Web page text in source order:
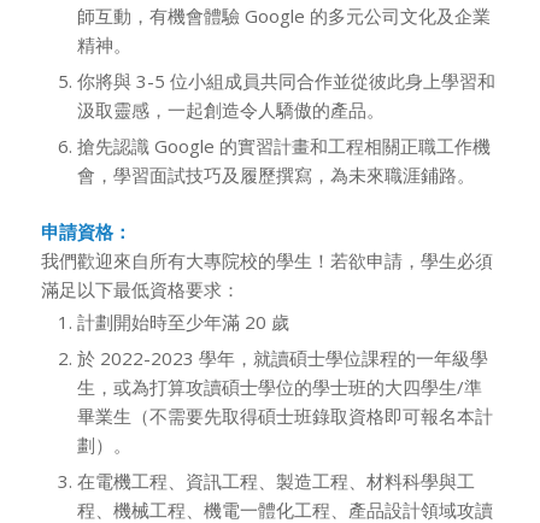
師互動，有機會體驗 Google 的多元公司文化及企業
精神。
你將與 3-5 位小組成員共同合作並從彼此身上學習和
汲取靈感，一起創造令人驕傲的產品。
搶先認識 Google 的實習計畫和工程相關正職工作機
會，學習面試技巧及履歷撰寫，為未來職涯鋪路。
申請資格：
我們歡迎來自所有大專院校的學生！若欲申請，學生必須
滿足以下最低資格要求：
計劃開始時至少年滿 20 歲
於 2022-2023 學年，就讀碩士學位課程的一年級學
生，或為打算攻讀碩士學位的學士班的大四學生/準
畢業生（不需要先取得碩士班錄取資格即可報名本計
劃）。
在電機工程、資訊工程、製造工程、材料科學與工
程、機械工程、機電一體化工程、產品設計領域攻讀